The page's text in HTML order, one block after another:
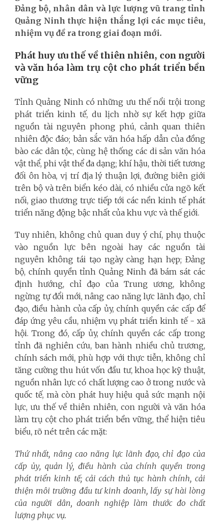
Đảng bộ, nhân dân và lực lượng vũ trang tỉnh
Quảng Ninh thực hiện thắng lợi các mục tiêu,
nhiệm vụ đề ra trong giai đoạn mới.
Phát huy ưu thế về thiên nhiên, con người
và văn hóa làm trụ cột cho phát triển bền
vững
Tỉnh Quảng Ninh có những ưu thế nổi trội trong
phát triển kinh tế, du lịch nhờ sự kết hợp giữa
nguồn tài nguyên phong phú, cảnh quan thiên
nhiên độc đáo; bản sắc văn hóa hấp dẫn của đồng
bào các dân tộc, cùng hệ thống các di sản văn hóa
vật thể, phi vật thể đa dạng; khí hậu, thời tiết tương
đối ôn hòa, vị trí địa lý thuận lợi, đường biên giới
trên bộ và trên biển kéo dài, có nhiều cửa ngõ kết
nối, giao thương trực tiếp tới các nền kinh tế phát
triển năng động bậc nhất của khu vực và thế giới.
Tuy nhiên, không chủ quan duy ý chí, phụ thuộc
vào nguồn lực bên ngoài hay các nguồn tài
nguyên không tái tạo ngày càng hạn hẹp; Đảng
bộ, chính quyền tỉnh Quảng Ninh đã bám sát các
định hướng, chỉ đạo của Trung ương, không
ngừng tự đổi mới, nâng cao năng lực lãnh đạo, chỉ
đạo, điều hành của cấp ủy, chính quyền các cấp để
đáp ứng yêu cầu, nhiệm vụ phát triển kinh tế - xã
hội. Trong đó, cấp ủy, chính quyền các cấp trong
tỉnh đã nghiên cứu, ban hành nhiều chủ trương,
chính sách mới, phù hợp với thực tiễn, không chỉ
tăng cường thu hút vốn đầu tư, khoa học kỹ thuật,
nguồn nhân lực có chất lượng cao ở trong nước và
quốc tế, mà còn phát huy hiệu quả sức mạnh nội
lực, ưu thế về thiên nhiên, con người và văn hóa
làm trụ cột cho phát triển bền vững, thể hiện tiêu
biểu, rõ nét trên các mặt:
Thứ nhất, nâng cao năng lực lãnh đạo, chỉ đạo của
cấp ủy, quản lý, điều hành của chính quyền trong
phát triển kinh tế; cải cách thủ tục hành chính, cải
thiện môi trường đầu tư kinh doanh, lấy sự hài lòng
của người dân, doanh nghiệp làm thước đo chất
lượng phục vụ.